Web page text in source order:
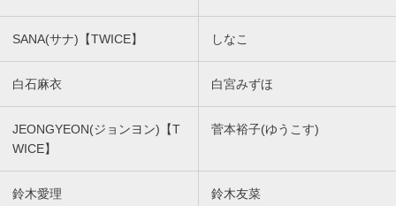
SANA(サナ)【TWICE】 しなこ
白石麻衣 白宮みずほ
JEONGYEON(ジョンヨン)【T
WICE】
菅本裕子(ゆうこす)
鈴木愛理 鈴木友菜